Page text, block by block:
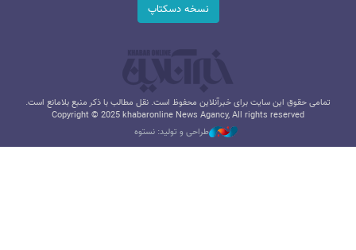
نسخه دسکتاپ
تمامی حقوق این سایت برای خبرآنلاین محفوظ است. نقل مطالب با ذکر منبع بلامانع است.
Copyright © 2025 khabaronline News Agancy, All rights reserved
طراحی و تولید: نستوه